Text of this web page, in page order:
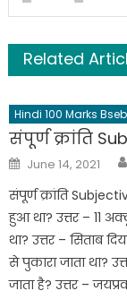
Related
Hindi 100 Marks Bseb
संपूर्ण क्रांति
June 14, 2021
संपूर्ण क्रांति
हुआ था? उत्तर – 11
था? उत्तर – सिताब
से पुकारा जाता था?
जाता है? उत्तर –